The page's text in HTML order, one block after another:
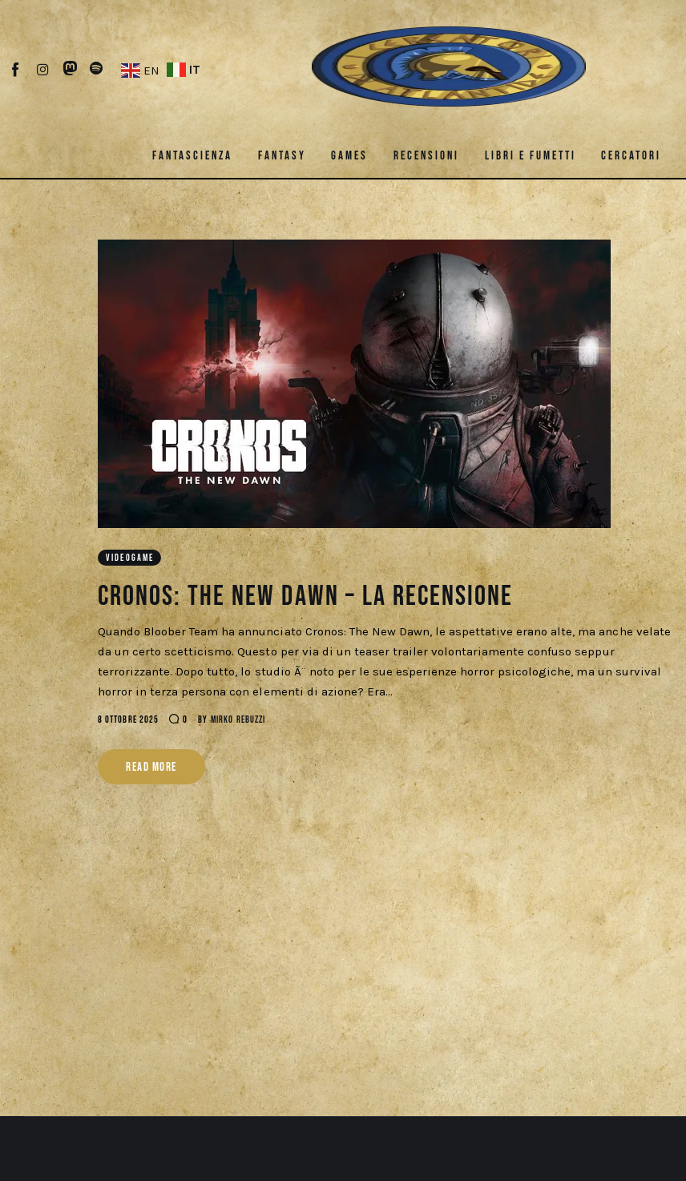
EN IT
FANTASCIENZA FANTASY GAMES RECENSIONI LIBRI E FUMETTI CERCATORI
FANTASCIENZA FANTASY GAMES RECENSIONI LIBRI E FUMETTI CERCATORI
Fantascienza
Fantasy
Recensioni
Libri e fumetti
Cercatori
Download
VIDEOGAME
CRONOS: THE NEW DAWN – La Recensione
Quando Bloober Team ha annunciato Cronos: The New Dawn, le aspettative erano alte, ma anche velate
da un certo scetticismo. Questo per via di un teaser trailer volontariamente confuso seppur
terrorizzante. Dopo tutto, lo studio Ã¨ noto per le sue esperienze horror psicologiche, ma un survival
horror in terza persona con elementi di azione? Era…
8 OTTOBRE 2025 0 BY MIRKO REBUZZI
READ MORE